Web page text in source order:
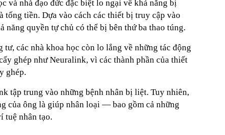
và nhà đạo đức đặc biệt lo ngại về khả năng bị
tống tiền. Dựa vào cách các thiết bị truy cập vào
năng quyền tự chủ có thể bị bên thứ ba thao túng.
các nhà khoa học còn lo lắng về những tác động
ghép như Neuralink, vì các thành phần của thiết
ghép.
tập trung vào những bệnh nhân bị liệt. Tuy nhiên,
của ông là giúp nhân loại — bao gồm cả những
nhân tạo.